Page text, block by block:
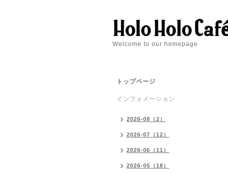
Welcome to our homepage
トップページ
インフォメーション
2026-08（2）
2026-07（12）
2026-06（11）
2026-05（18）